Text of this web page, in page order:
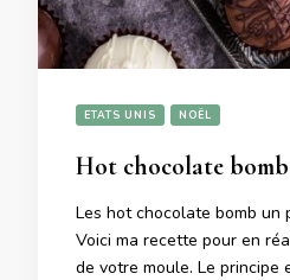
ETATS UNIS NOËL
Hot chocolate bomb
Les hot chocolate bomb un
Voici ma recette pour en
de votre moule. Le principe